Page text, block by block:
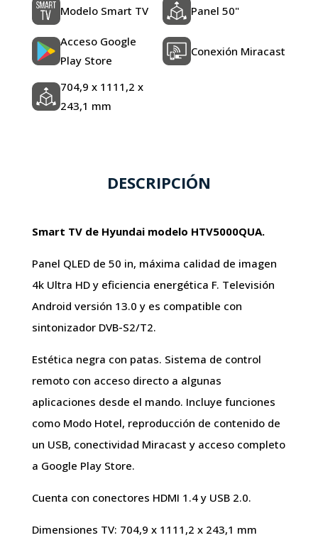
Modelo Smart TV Panel 50"
Acceso Google
Play Store
Conexión Miracast
704,9 x 1111,2 x
243,1 mm
DESCRIPCIÓN
Smart TV de Hyundai modelo HTV5000QUA.
Panel QLED de 50 in, máxima calidad de imagen
4k Ultra HD y eficiencia energética F. Televisión
Android versión 13.0 y es compatible con
sintonizador DVB-S2/T2.
Estética negra con patas. Sistema de control
remoto con acceso directo a algunas
aplicaciones desde el mando. Incluye funciones
como Modo Hotel, reproducción de contenido de
un USB, conectividad Miracast y acceso completo
a Google Play Store.
Cuenta con conectores HDMI 1.4 y USB 2.0.
Dimensiones TV: 704,9 x 1111,2 x 243,1 mm